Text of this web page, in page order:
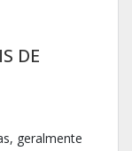
DE
geralmente